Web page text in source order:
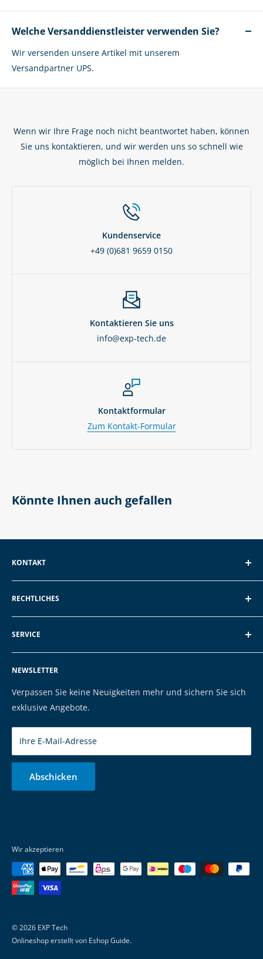
Welche Versanddienstleister verwenden Sie?
Wir versenden unsere Artikel mit unserem
Versandpartner UPS.
Wenn wir Ihre Frage noch nicht beantwortet haben, können
Sie uns kontaktieren, und wir werden uns so schnell wie
möglich bei Ihnen melden.
Kundenservice
+49 (0)681 9659 0150
Kontaktieren Sie uns
info@exp-tech.de
Kontaktformular
Zum Kontakt-Formular
Könnte Ihnen auch gefallen
KONTAKT
EXP GmbH
NEWSLETTER
Verpassen Sie keine Neuigkeiten mehr und sichern Sie sich
exklusive Angebote.
Ihre E-Mail-Adresse
Abschicken
RECHTLICHES
Über EXP
AGB und Kundeninformationen
Datenschutzerklärung
Impressum
Cookies
SERVICE
FAQ
Kontakt
Versand & Zahlung
Marken
Wir akzeptieren
© 2026 EXP Tech
Onlineshop erstellt von Eshop Guide.